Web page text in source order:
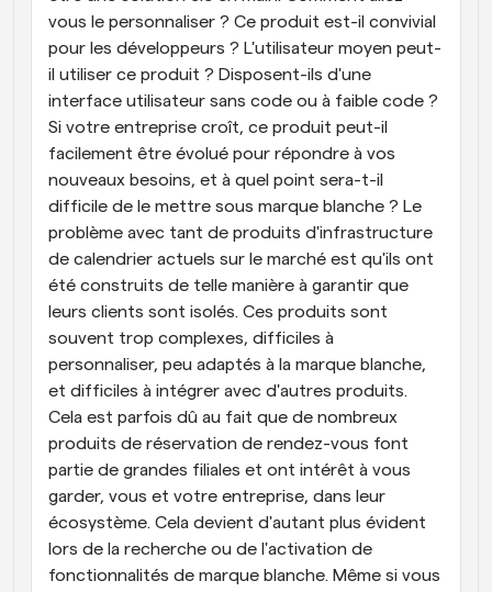
vous le personnaliser ? Ce produit est-il convivial
pour les développeurs ? L'utilisateur moyen peut-
il utiliser ce produit ? Disposent-ils d'une
interface utilisateur sans code ou à faible code ?
Si votre entreprise croît, ce produit peut-il
facilement être évolué pour répondre à vos
nouveaux besoins, et à quel point sera-t-il
difficile de le mettre sous marque blanche ? Le
problème avec tant de produits d'infrastructure
de calendrier actuels sur le marché est qu'ils ont
été construits de telle manière à garantir que
leurs clients sont isolés. Ces produits sont
souvent trop complexes, difficiles à
personnaliser, peu adaptés à la marque blanche,
et difficiles à intégrer avec d'autres produits.
Cela est parfois dû au fait que de nombreux
produits de réservation de rendez-vous font
partie de grandes filiales et ont intérêt à vous
garder, vous et votre entreprise, dans leur
écosystème. Cela devient d'autant plus évident
lors de la recherche ou de l'activation de
fonctionnalités de marque blanche. Même si vous